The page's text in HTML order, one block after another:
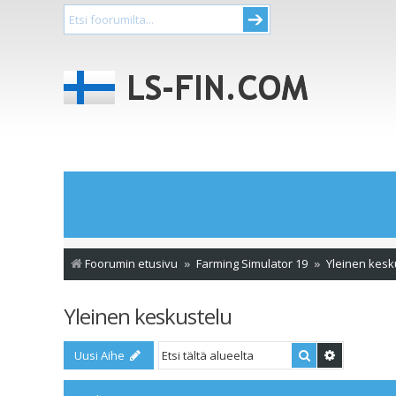
Foorumin etusivu Farming Simulator 19 Yleinen
Yleinen keskustelu
Uusi Aihe Etsi